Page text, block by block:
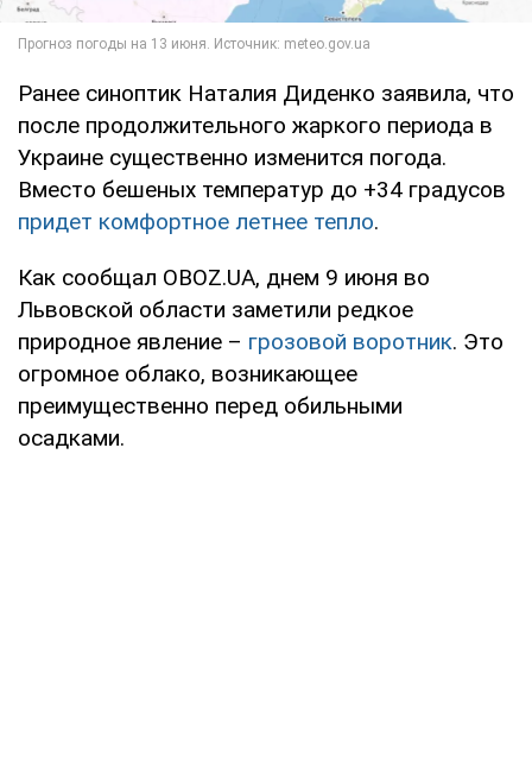
Ранее синоптик Наталия Диденко заявила, что
после продолжительного жаркого периода в
Украине существенно изменится погода.
Вместо бешеных температур до +34 градусов
придет комфортное летнее тепло.
Как сообщал OBOZ.UA, днем 9 июня во
Львовской области заметили редкое
природное явление – грозовой воротник. Это
огромное облако, возникающее
преимущественно перед обильными
осадками.